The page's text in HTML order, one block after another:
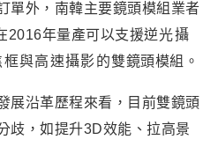
單外， 南韓主要鏡頭模組業者
2016年量產可以支援逆光攝
與高速攝影的雙鏡頭模組。
展沿革歷程來看 ， 目前雙鏡頭
歧，如提升3D效能 、拉高景